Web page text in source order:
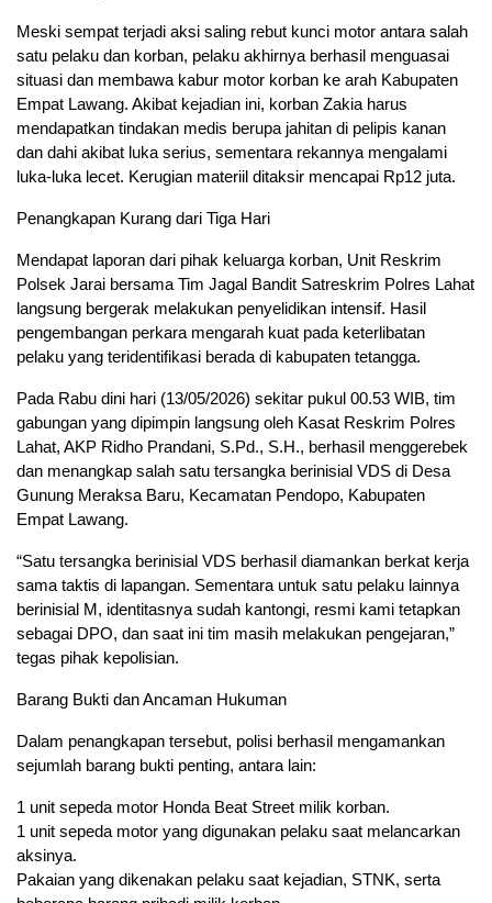
Meski sempat terjadi aksi saling rebut kunci motor antara salah
satu pelaku dan korban, pelaku akhirnya berhasil menguasai
situasi dan membawa kabur motor korban ke arah Kabupaten
Empat Lawang. Akibat kejadian ini, korban Zakia harus
mendapatkan tindakan medis berupa jahitan di pelipis kanan
dan dahi akibat luka serius, sementara rekannya mengalami
luka-luka lecet. Kerugian materiil ditaksir mencapai Rp12 juta.
Penangkapan Kurang dari Tiga Hari
Mendapat laporan dari pihak keluarga korban, Unit Reskrim
Polsek Jarai bersama Tim Jagal Bandit Satreskrim Polres Lahat
langsung bergerak melakukan penyelidikan intensif. Hasil
pengembangan perkara mengarah kuat pada keterlibatan
pelaku yang teridentifikasi berada di kabupaten tetangga.
Pada Rabu dini hari (13/05/2026) sekitar pukul 00.53 WIB, tim
gabungan yang dipimpin langsung oleh Kasat Reskrim Polres
Lahat, AKP Ridho Prandani, S.Pd., S.H., berhasil menggerebek
dan menangkap salah satu tersangka berinisial VDS di Desa
Gunung Meraksa Baru, Kecamatan Pendopo, Kabupaten
Empat Lawang.
“Satu tersangka berinisial VDS berhasil diamankan berkat kerja
sama taktis di lapangan. Sementara untuk satu pelaku lainnya
berinisial M, identitasnya sudah kantongi, resmi kami tetapkan
sebagai DPO, dan saat ini tim masih melakukan pengejaran,”
tegas pihak kepolisian.
Barang Bukti dan Ancaman Hukuman
Dalam penangkapan tersebut, polisi berhasil mengamankan
sejumlah barang bukti penting, antara lain:
1 unit sepeda motor Honda Beat Street milik korban.
1 unit sepeda motor yang digunakan pelaku saat melancarkan
aksinya.
Pakaian yang dikenakan pelaku saat kejadian, STNK, serta